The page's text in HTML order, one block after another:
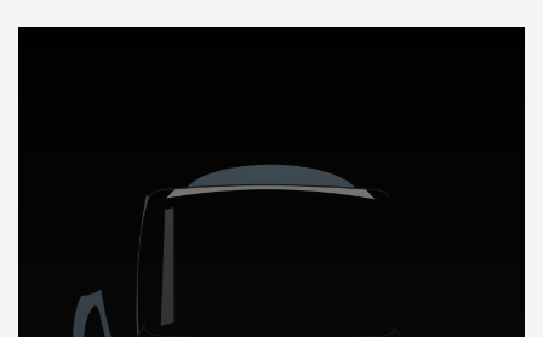
DÉCOUVREZ NOTRE IMPORTATION AUTO en Europe